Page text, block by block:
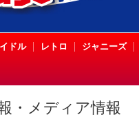
ドル レトロ ジャニーズ
・メディア情報